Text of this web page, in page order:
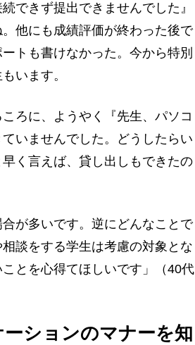
できず提出できませんでした』
他にも成績評価が終わった後で
トも書けなかった。今から特別
います。
ろに、ようやく『先生、パソコ
いませんでした。どうしたらい
く言えば、貸し出しもできたの
が多いです。逆にどんなことで
談をする学生は考慮の対象とな
とを心得てほしいです」（40代
ーションのマナーを知